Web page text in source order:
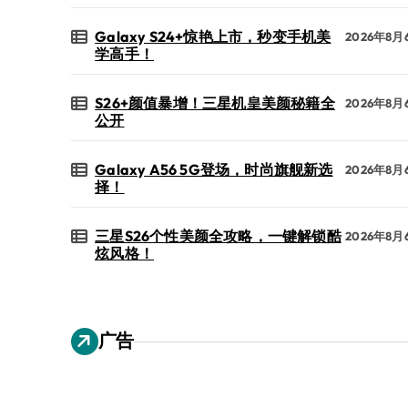
Galaxy S24+惊艳上市，秒变手机美
学高手！
2026年8月
S26+颜值暴增！三星机皇美颜秘籍全
公开
2026年8月
Galaxy A56 5G登场，时尚旗舰新选
择！
2026年8月
三星S26个性美颜全攻略，一键解锁酷
炫风格！
2026年8月
广告